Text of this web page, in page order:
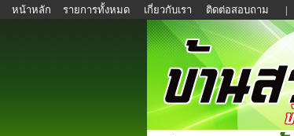
หน้าหลัก รายการทั้งหมด เกี่ยวกับเรา ติดต่อสอบถาม |